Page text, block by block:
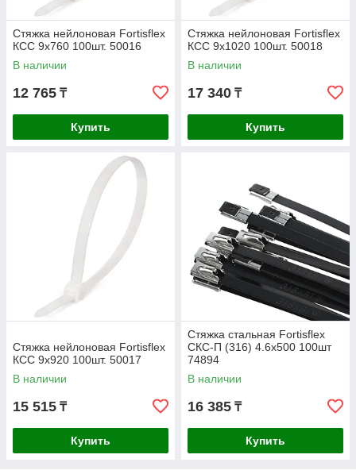
Стяжка нейлоновая Fortisflex
КСС 9х760 100шт. 50016
В наличии
12 765 ₸
Купить
Стяжка нейлоновая Fortisflex
КСС 9х1020 100шт. 50018
В наличии
17 340 ₸
Купить
Стяжка нейлоновая Fortisflex
КСС 9х920 100шт. 50017
В наличии
15 515 ₸
Купить
Стяжка стальная Fortisflex
СКС-П (316) 4.6x500 100шт
74894
В наличии
16 385 ₸
Купить